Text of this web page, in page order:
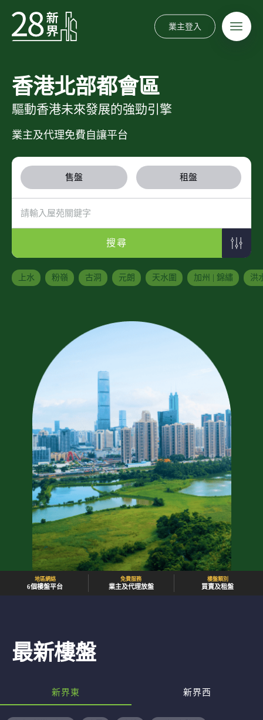
業主登入
香港北部都會區
驅動香港未來發展的強勁引擎
業主及代理免費自讓平台
售盤 租盤
搜尋
上水 粉嶺 古洞 元朗 天水圍 加州 | 錦繡 洪
地區網絡
6個樓盤平台
免費服務
業主及代理放盤
樓盤類別
買賣及租盤
最新樓盤
新界東 新界西